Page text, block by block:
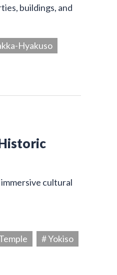
buildings, and
Hyakuso
cultural
# Yokiso